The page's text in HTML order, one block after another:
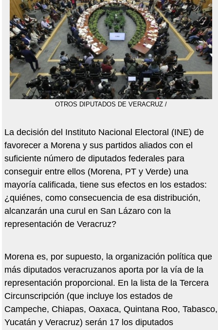
OTROS DIPUTADOS DE VERACRUZ /
La decisión del Instituto Nacional Electoral (INE) de
favorecer a Morena y sus partidos aliados con el
suficiente número de diputados federales para
conseguir entre ellos (Morena, PT y Verde) una
mayoría calificada, tiene sus efectos en los estados:
¿quiénes, como consecuencia de esa distribución,
alcanzarán una curul en San Lázaro con la
representación de Veracruz?
Morena es, por supuesto, la organización política que
más diputados veracruzanos aporta por la vía de la
representación proporcional. En la lista de la Tercera
Circunscripción (que incluye los estados de
Campeche, Chiapas, Oaxaca, Quintana Roo, Tabasco,
Yucatán y Veracruz) serán 17 los diputados